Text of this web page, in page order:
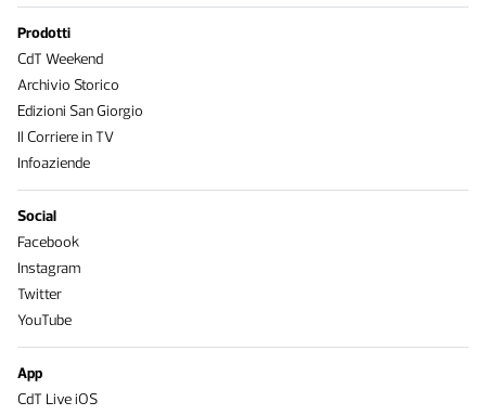
Prodotti
CdT Weekend
Archivio Storico
Edizioni San Giorgio
Il Corriere in TV
Infoaziende
Social
Facebook
Instagram
Twitter
YouTube
App
CdT Live iOS